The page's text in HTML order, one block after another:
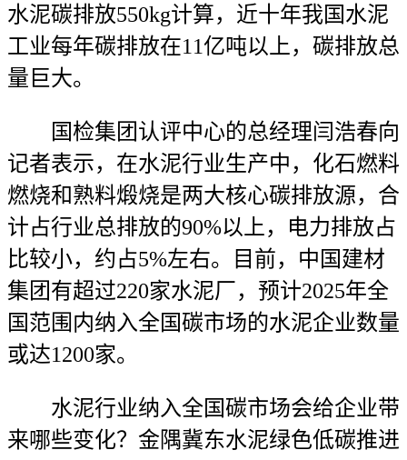
水泥碳排放550kg计算，近十年我国水泥
工业每年碳排放在11亿吨以上，碳排放总
量巨大。
国检集团认评中心的总经理闫浩春向
记者表示，在水泥行业生产中，化石燃料
燃烧和熟料煅烧是两大核心碳排放源，合
计占行业总排放的90%以上，电力排放占
比较小，约占5%左右。目前，中国建材
集团有超过220家水泥厂，预计2025年全
国范围内纳入全国碳市场的水泥企业数量
或达1200家。
水泥行业纳入全国碳市场会给企业带
来哪些变化？金隅冀东水泥绿色低碳推进